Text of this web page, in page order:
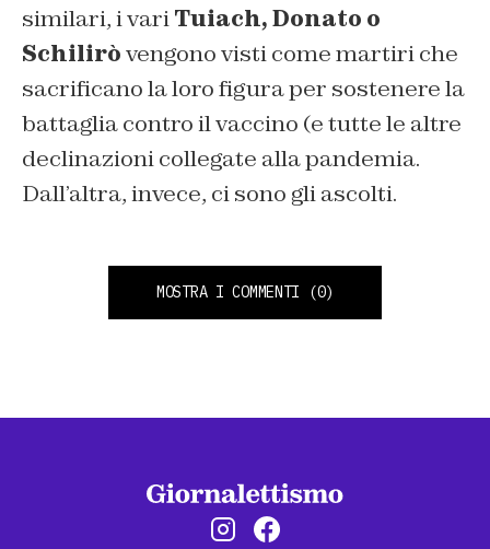
similari, i variTuiach, Donato o
Schiliròvengono visti come martiri che
sacrificano la loro figura per sostenere la
battaglia contro il vaccino (e tutte le altre
declinazioni collegate alla pandemia.
Dall’altra, invece, ci sono gli ascolti.
MOSTRA I COMMENTI (0)